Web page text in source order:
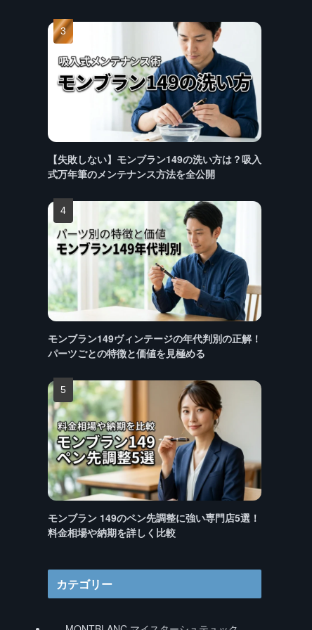
【失敗しない】モンブラン149の洗い方は？吸入
式万年筆のメンテナンス方法を全公開
モンブラン149ヴィンテージの年代判別の正解！
パーツごとの特徴と価値を見極める
モンブラン 149のペン先調整に強い専門店5選！
料金相場や納期を詳しく比較
カテゴリー